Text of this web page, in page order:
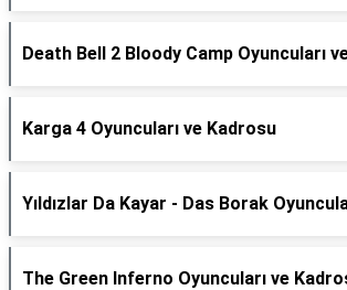
Death Bell 2 Bloody Camp Oyuncuları
Karga 4 Oyuncuları ve Kadrosu
Yıldızlar Da Kayar - Das Borak
The Green Inferno Oyuncuları ve